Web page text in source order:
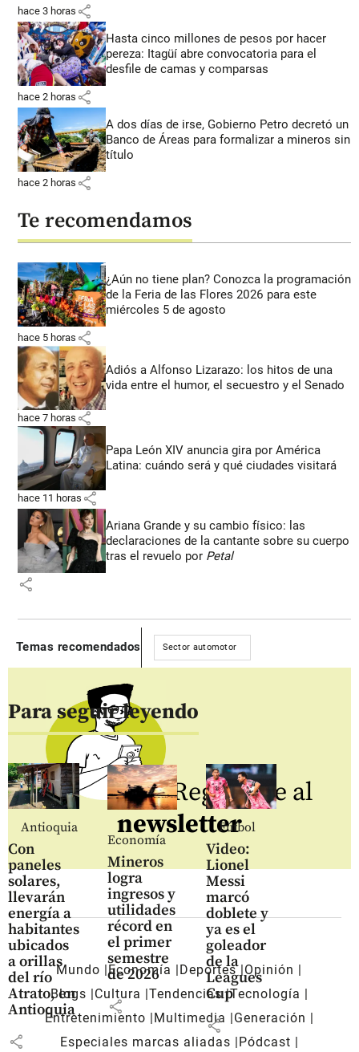
hace 3 horas share
Hasta cinco millones de pesos por hacer
pereza: Itagüí abre convocatoria para el
desfile de camas y comparsas
hace 2 horas share
A dos días de irse, Gobierno Petro decretó un
Banco de Áreas para formalizar a mineros sin
título
hace 2 horas share
Te recomendamos
¿Aún no tiene plan? Conozca la programación
de la Feria de las Flores 2026 para este
miércoles 5 de agosto
hace 5 horas share
Adiós a Alfonso Lizarazo: los hitos de una
vida entre el humor, el secuestro y el Senado
hace 7 horas share
Papa León XIV anuncia gira por América
Latina: cuándo será y qué ciudades visitará
hace 11 horas share
Ariana Grande y su cambio físico: las
declaraciones de la cantante sobre su cuerpo
tras el revuelo por Petal
share
Temas recomendados Sector automotor
Para seguir leyendo
Antioquia
Con
paneles
solares,
llevarán
energía a
habitantes
ubicados
a orillas
del río
Atrato, en
Antioquia
share
Economía
Mineros
logra
ingresos y
utilidades
récord en
el primer
semestre
de 2026
share
Fútbol
Video:
Lionel
Messi
marcó
doblete y
ya es el
goleador
de la
Leagues
Cup
share
Regístrate al
newsletter
Mundo Economía Deportes Opinión
Blogs
Cultura Tendencias Tecnología
Entretenimiento
Multimedia
Generación
Especiales marcas aliadas
Pódcast